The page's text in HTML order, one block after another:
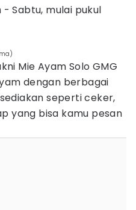
- Sabtu, mulai pukul
Mie Ayam Solo GMG
dengan berbagai
seperti ceker,
yang bisa kamu pesan